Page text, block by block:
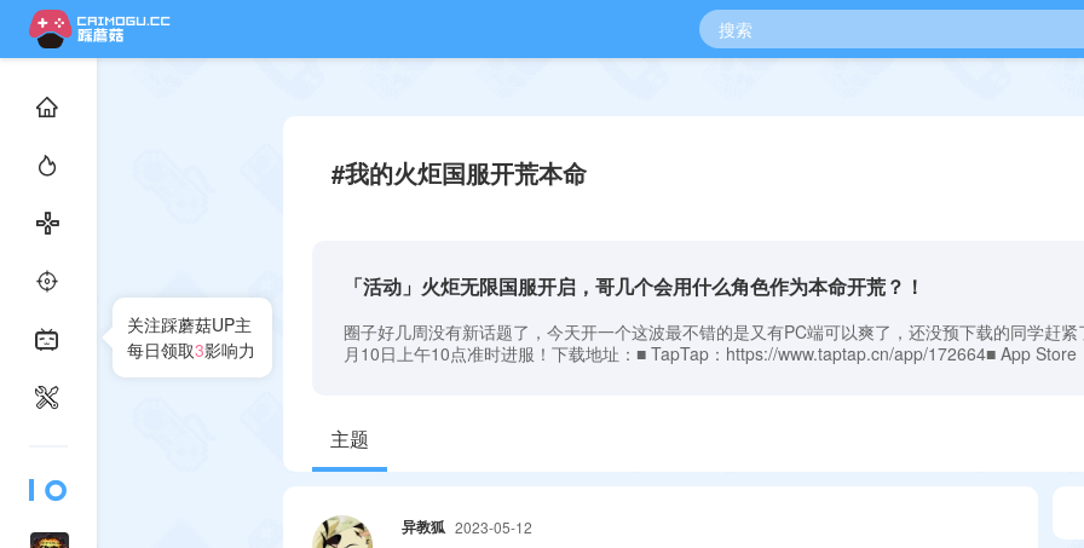
关注踩蘑菇UP主
每日领取3影响力
#我的火炬国服开荒本命
「活动」火炬无限国服开启，哥几个会用什么角色作为本命开荒？！
圈子好几周没有新话题了，今天开一个这波最不错的是又有PC端可以爽了，还没预下载的同学赶紧
月10日上午10点准时进服！下载地址：■ TapTap：https://www.taptap.cn/app/172664■ App Store
主题
异教狐 2023-05-12